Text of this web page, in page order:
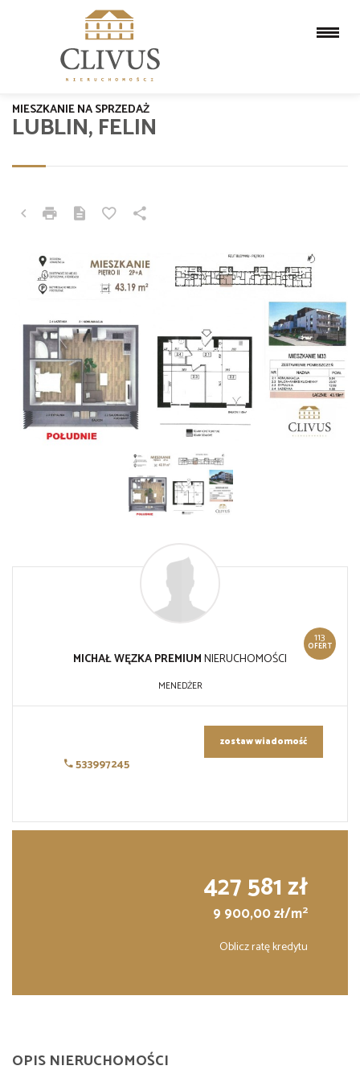
LUBLIN, FELIN
MIESZKANIE NA SPRZEDAŻ
113
OFERT
MICHAŁ WĘZKA PREMIUMNIERUCHOMOŚCI
MENEDŻER
533997245
zostaw wiadomość
427 581 zł
9 900,00 zł/m2
Oblicz ratę kredytu
OPIS NIERUCHOMOŚCI